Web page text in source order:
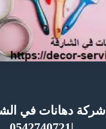
شركة دهانات في